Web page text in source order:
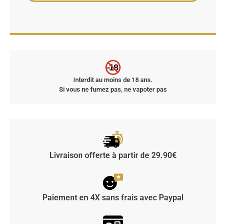
-18
Interdit au moins de 18 ans.
Si vous ne fumez pas, ne vapoter pas
Livraison offerte à partir de 29.90€
Paiement en 4X sans frais avec Paypal